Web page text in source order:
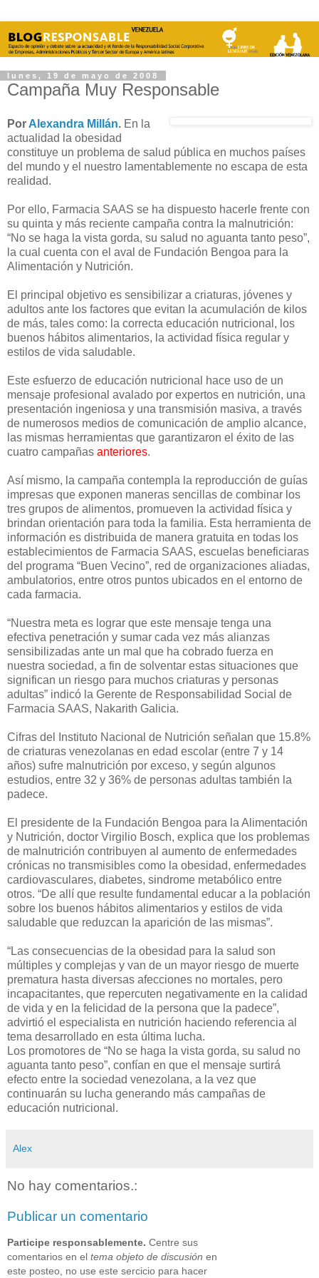
lunes, 19 de mayo de 2008
Campaña Muy Responsable
Por Alexandra Millán. En la
actualidad la obesidad
constituye un problema de salud pública en muchos países
del mundo y el nuestro lamentablemente no escapa de esta
realidad.
Por ello, Farmacia SAAS se ha dispuesto hacerle frente con
su quinta y más reciente campaña contra la malnutrición:
“No se haga la vista gorda, su salud no aguanta tanto peso”,
la cual cuenta con el aval de Fundación Bengoa para la
Alimentación y Nutrición.
El principal objetivo es sensibilizar a criaturas, jóvenes y
adultos ante los factores que evitan la acumulación de kilos
de más, tales como: la correcta educación nutricional, los
buenos hábitos alimentarios, la actividad física regular y
estilos de vida saludable.
Este esfuerzo de educación nutricional hace uso de un
mensaje profesional avalado por expertos en nutrición, una
presentación ingeniosa y una transmisión masiva, a través
de numerosos medios de comunicación de amplio alcance,
las mismas herramientas que garantizaron el éxito de las
cuatro campañas anteriores.
Así mismo, la campaña contempla la reproducción de guías
impresas que exponen maneras sencillas de combinar los
tres grupos de alimentos, promueven la actividad física y
brindan orientación para toda la familia. Esta herramienta de
información es distribuida de manera gratuita en todas los
establecimientos de Farmacia SAAS, escuelas beneficiaras
del programa “Buen Vecino”, red de organizaciones aliadas,
ambulatorios, entre otros puntos ubicados en el entorno de
cada farmacia.
“Nuestra meta es lograr que este mensaje tenga una
efectiva penetración y sumar cada vez más alianzas
sensibilizadas ante un mal que ha cobrado fuerza en
nuestra sociedad, a fin de solventar estas situaciones que
significan un riesgo para muchos criaturas y personas
adultas” indicó la Gerente de Responsabilidad Social de
Farmacia SAAS, Nakarith Galicia.
Cifras del Instituto Nacional de Nutrición señalan que 15.8%
de criaturas venezolanas en edad escolar (entre 7 y 14
años) sufre malnutrición por exceso, y según algunos
estudios, entre 32 y 36% de personas adultas también la
padece.
El presidente de la Fundación Bengoa para la Alimentación
y Nutrición, doctor Virgilio Bosch, explica que los problemas
de malnutrición contribuyen al aumento de enfermedades
crónicas no transmisibles como la obesidad, enfermedades
cardiovasculares, diabetes, sindrome metabólico entre
otros. “De allí que resulte fundamental educar a la población
sobre los buenos hábitos alimentarios y estilos de vida
saludable que reduzcan la aparición de las mismas”.
“Las consecuencias de la obesidad para la salud son
múltiples y complejas y van de un mayor riesgo de muerte
prematura hasta diversas afecciones no mortales, pero
incapacitantes, que repercuten negativamente en la calidad
de vida y en la felicidad de la persona que la padece”,
advirtió el especialista en nutrición haciendo referencia al
tema desarrollado en esta última lucha.
Los promotores de “No se haga la vista gorda, su salud no
aguanta tanto peso”, confían en que el mensaje surtirá
efecto entre la sociedad venezolana, a la vez que
continuarán su lucha generando más campañas de
educación nutricional.
Alex
No hay comentarios.:
Publicar un comentario
Participe responsablemente. Centre sus
comentarios en el tema objeto de discusión en
este posteo, no use este sercicio para hacer